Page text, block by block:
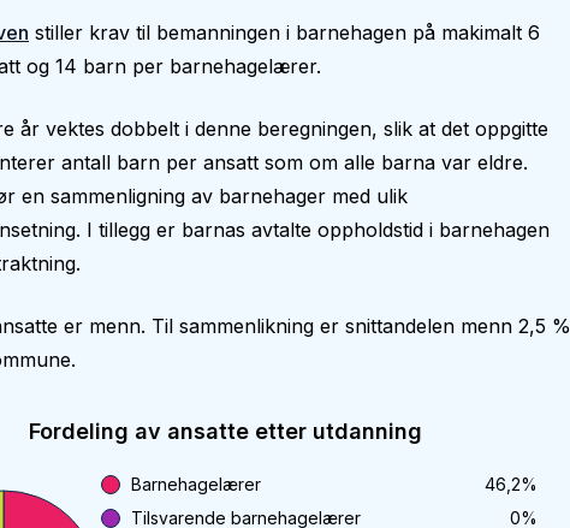
stiller krav til bemanningen i barnehagen på makimalt 6
og 14 barn per barnehagelærer.
år vektes dobbelt i denne beregningen, slik at det oppgitte
antall barn per ansatt som om alle barna var eldre.
en sammenligning av barnehager med ulik
I tillegg er barnas avtalte oppholdstid i barnehagen
er menn. Til sammenlikning er snittandelen menn 2,5 %
Fordeling av ansatte etter utdanning
Barnehagelærer 46,2%
Tilsvarende barnehagelærer
0%